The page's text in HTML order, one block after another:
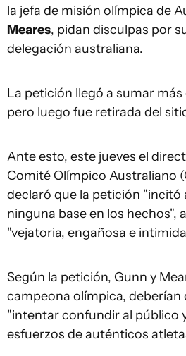
la jefa de misión olímpica de
Meares, pidan disculpas por
delegación australiana.
La petición llegó a sumar
pero luego fue retirada del
Ante esto, este jueves el
Comité Olímpico Australiano
declaró que la petición "incitó
ninguna base en los hechos",
"vejatoria, engañosa e
Según la petición, Gunn y
campeona olímpica, deberían
"intentar confundir al público
esfuerzos de auténticos